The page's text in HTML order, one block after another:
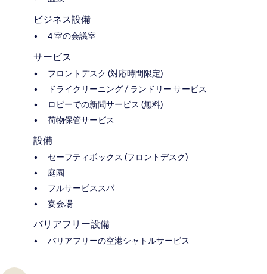
ビジネス設備
4 室の会議室
サービス
フロントデスク (対応時間限定)
ドライクリーニング / ランドリー サービス
ロビーでの新聞サービス (無料)
荷物保管サービス
設備
セーフティボックス (フロントデスク)
庭園
フルサービススパ
宴会場
バリアフリー設備
バリアフリーの空港シャトルサービス